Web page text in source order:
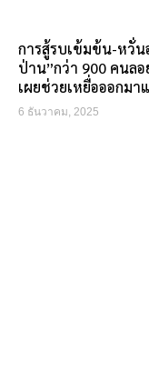
การสู้รบเข้มข้น-หวั่
ป่าน”กว่า 900 คนล
เผยช่วยเหยื่อออกมา
6 ธันวาคม, 2025